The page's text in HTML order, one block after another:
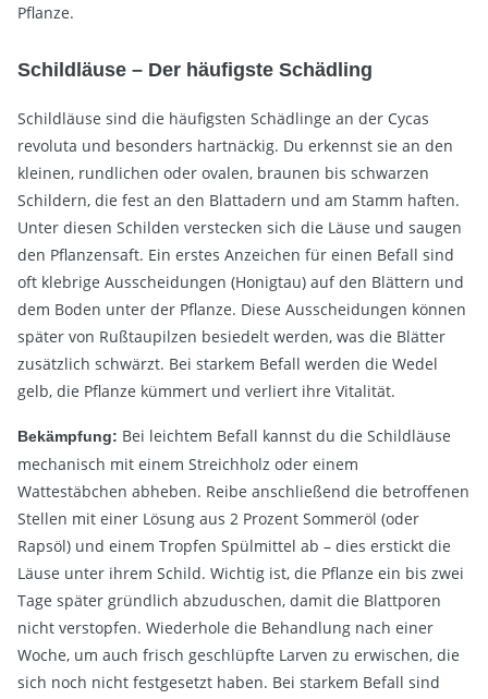
Pflanze.
Schildläuse – Der häufigste Schädling
Schildläuse sind die häufigsten Schädlinge an der Cycas
revoluta und besonders hartnäckig. Du erkennst sie an den
kleinen, rundlichen oder ovalen, braunen bis schwarzen
Schildern, die fest an den Blattadern und am Stamm haften.
Unter diesen Schilden verstecken sich die Läuse und saugen
den Pflanzensaft. Ein erstes Anzeichen für einen Befall sind
oft klebrige Ausscheidungen (Honigtau) auf den Blättern und
dem Boden unter der Pflanze. Diese Ausscheidungen können
später von Rußtaupilzen besiedelt werden, was die Blätter
zusätzlich schwärzt. Bei starkem Befall werden die Wedel
gelb, die Pflanze kümmert und verliert ihre Vitalität.
Bekämpfung: Bei leichtem Befall kannst du die Schildläuse
mechanisch mit einem Streichholz oder einem
Wattestäbchen abheben. Reibe anschließend die betroffenen
Stellen mit einer Lösung aus 2 Prozent Sommeröl (oder
Rapsöl) und einem Tropfen Spülmittel ab – dies erstickt die
Läuse unter ihrem Schild. Wichtig ist, die Pflanze ein bis zwei
Tage später gründlich abzuduschen, damit die Blattporen
nicht verstopfen. Wiederhole die Behandlung nach einer
Woche, um auch frisch geschlüpfte Larven zu erwischen, die
sich noch nicht festgesetzt haben. Bei starkem Befall sind